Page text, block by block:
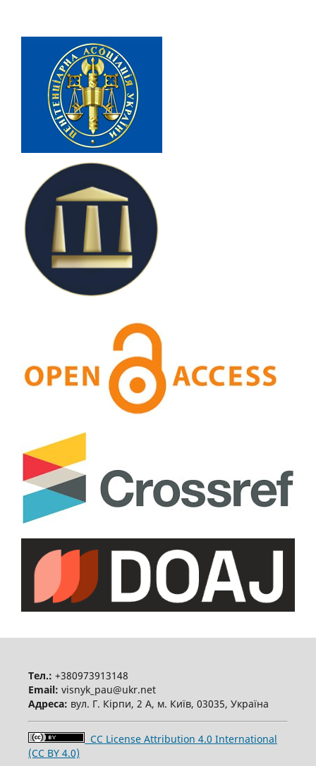
Тел.: +380973913148
Email: visnyk_pau@ukr.net
Адреса: вул. Г. Кірпи, 2 А, м. Київ, 03035, Україна
CC License Attribution 4.0 International
(CC BY 4.0)